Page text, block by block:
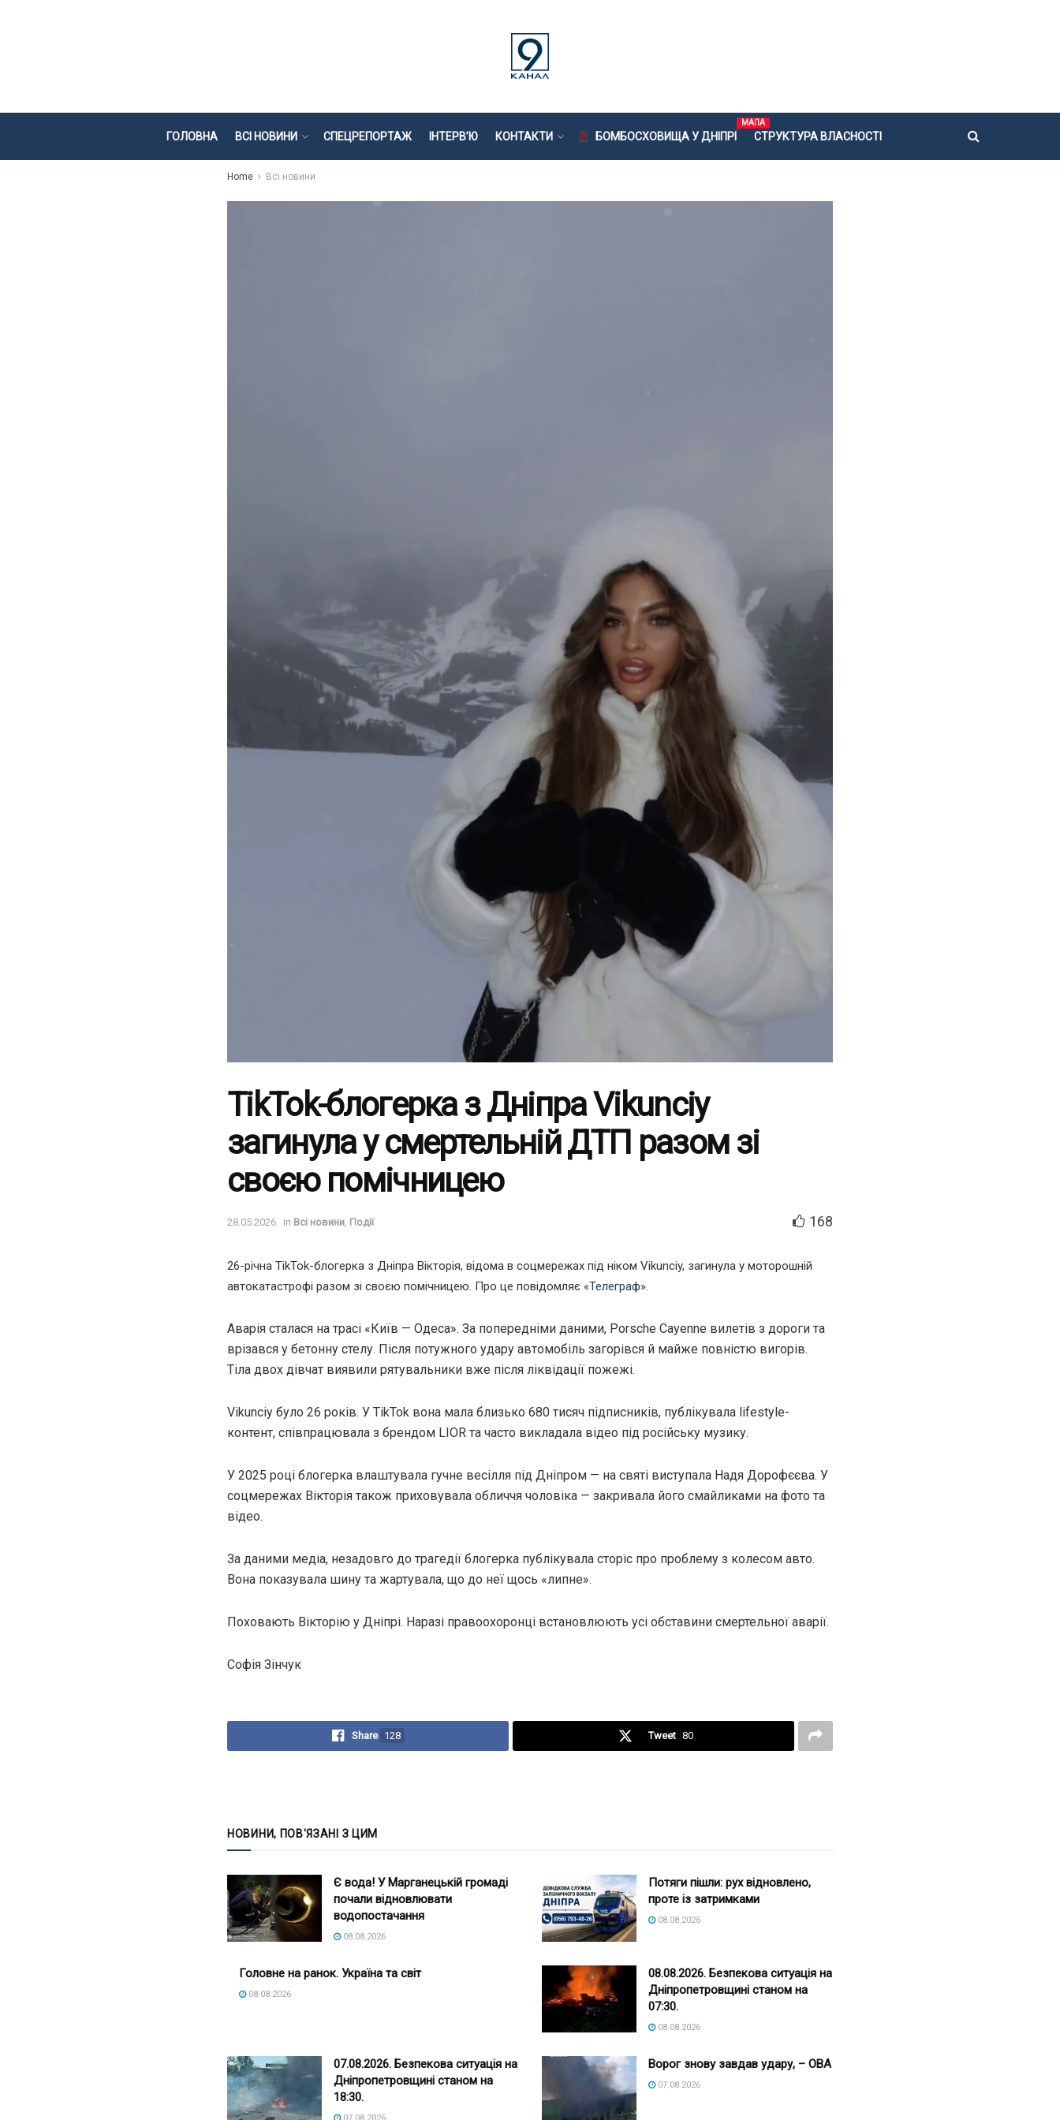
ГОЛОВНА ВСІ НОВИНИ СПЕЦРЕПОРТАЖ ІНТЕРВ’Ю КОНТАКТИ БОМБОСХОВИЩА У ДНІПРІ
МАПА
СТРУКТУРА ВЛАСНОСТІ
Home Всі новини
TikTok-блогерка з Дніпра Vikunciy
загинула у смертельній ДТП разом зі
своєю помічницею
28.05.2026 in Всі новини Події 168
26-річна TikTok-блогерка з Дніпра Вікторія, відома в соцмережах під ніком Vikunciy, загинула у моторошній
автокатастрофі разом зі своєю помічницею. Про це повідомляє «Телеграф».
Аварія сталася на трасі «Київ — Одеса». За попередніми даними, Porsche Cayenne вилетів з дороги та
врізався у бетонну стелу. Після потужного удару автомобіль загорівся й майже повністю вигорів.
Тіла двох дівчат виявили рятувальники вже після ліквідації пожежі.
Vikunciy було 26 років. У TikTok вона мала близько 680 тисяч підписників, публікувала lifestyle-
контент, співпрацювала з брендом LIOR та часто викладала відео під російську музику.
У 2025 році блогерка влаштувала гучне весілля під Дніпром — на святі виступала Надя Дорофєєва. У
соцмережах Вікторія також приховувала обличчя чоловіка — закривала його смайликами на фото та
відео.
За даними медіа, незадовго до трагедії блогерка публікувала сторіс про проблему з колесом авто.
Вона показувала шину та жартувала, що до неї щось «липне».
Поховають Вікторію у Дніпрі. Наразі правоохоронці встановлюють усі обставини смертельної аварії.
Софія Зінчук
Share 128 Tweet 80
НОВИНИ, ПОВ'ЯЗАНІ З ЦИМ
Є вода! У Марганецькій громаді
почали відновлювати
водопостачання
08.08.2026
Потяги пішли: рух відновлено,
проте із затримками
08.08.2026
Головне на ранок. Україна та світ
08.08.2026
08.08.2026. Безпекова ситуація на
Дніпропетровщині станом на
07:30.
08.08.2026
07.08.2026. Безпекова ситуація на
Дніпропетровщині станом на
18:30.
07.08.2026
Ворог знову завдав удару, – ОВА
07.08.2026